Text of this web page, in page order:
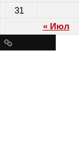
« Июл
31